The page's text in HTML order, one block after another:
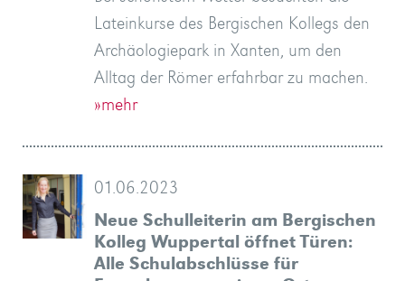
Lateinkurse des Bergischen Kollegs den
Archäologiepark in Xanten, um den
Alltag der Römer erfahrbar zu machen.
»mehr
01.06.2023
Neue Schulleiterin am Bergischen
Kolleg Wuppertal öffnet Türen:
Alle Schulabschlüsse für